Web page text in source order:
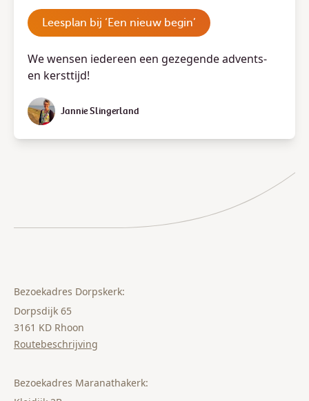
Leesplan bij ‘Een nieuw begin’
We wensen iedereen een gezegende advents-
en kersttijd!
Jannie Slingerland
Bezoekadres Dorpskerk:
Dorpsdijk 65
3161 KD Rhoon
Routebeschrijving
Bezoekadres Maranathakerk: